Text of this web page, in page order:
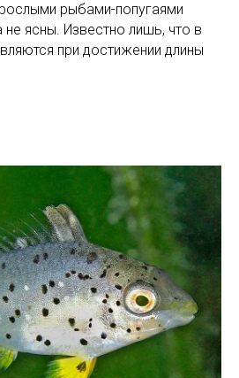
рыбами-попугаями
ясны. Известно лишь, что в
при достижении длины